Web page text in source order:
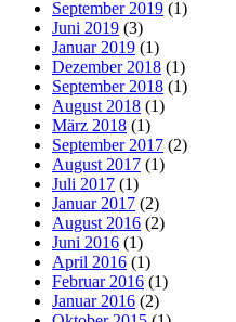
September 2019 (1)
Juni 2019 (3)
Januar 2019 (1)
Dezember 2018 (1)
September 2018 (1)
August 2018 (1)
März 2018 (1)
September 2017 (2)
August 2017 (1)
Juli 2017 (1)
Januar 2017 (2)
August 2016 (2)
Juni 2016 (1)
April 2016 (1)
Februar 2016 (1)
Januar 2016 (2)